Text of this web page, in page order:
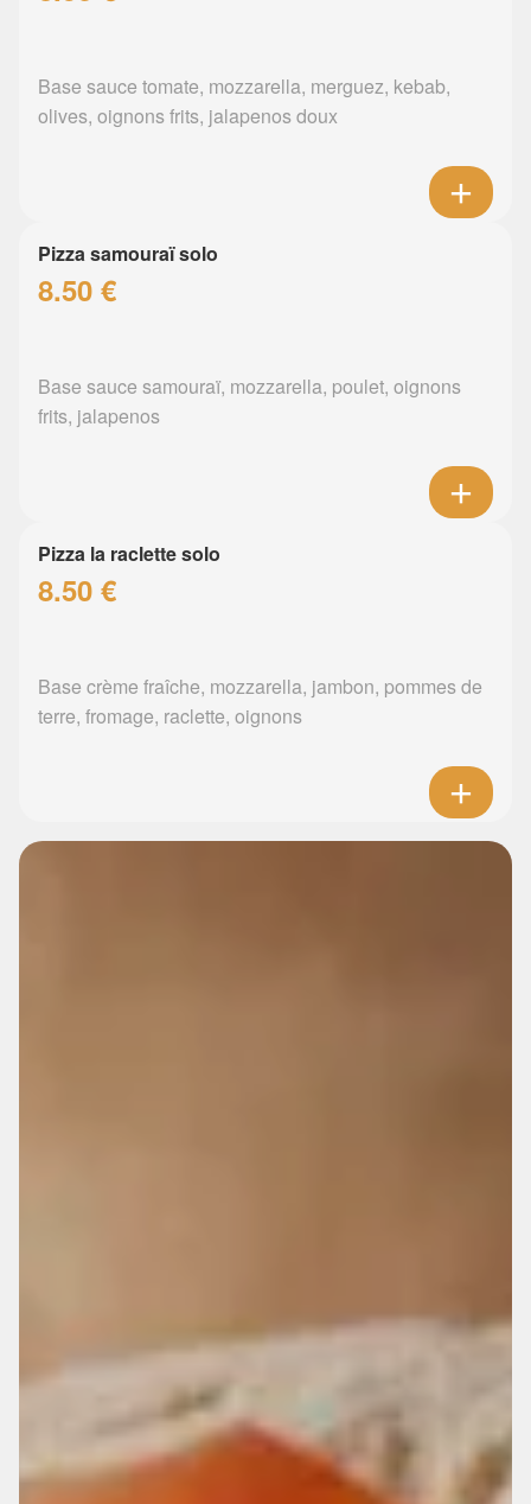
Base sauce tomate, mozzarella, merguez, kebab,
olives, oignons frits, jalapenos doux
Pizza samouraï solo
8.50 €
Base sauce samouraï, mozzarella, poulet, oignons
frits, jalapenos
Pizza la raclette solo
8.50 €
Base crème fraîche, mozzarella, jambon, pommes de
terre, fromage, raclette, oignons